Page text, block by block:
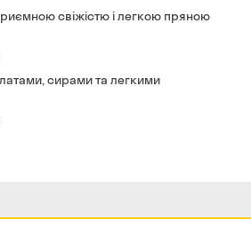
свіжістю і легкою пряною
сирами та легкими